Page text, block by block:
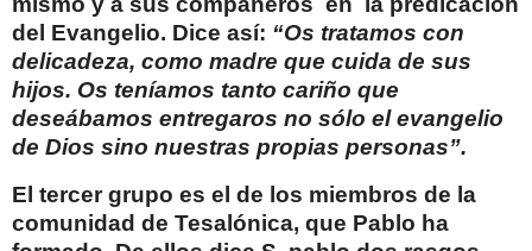
del Evangelio. Dice así: “Os tratamos con
delicadeza, como madre que cuida de sus
hijos. Os teníamos tanto cariño que
deseábamos entregaros no sólo el evangelio
de Dios sino nuestras propias personas”.
El tercer grupo es el de los miembros de la
comunidad de Tesalónica, que Pablo ha